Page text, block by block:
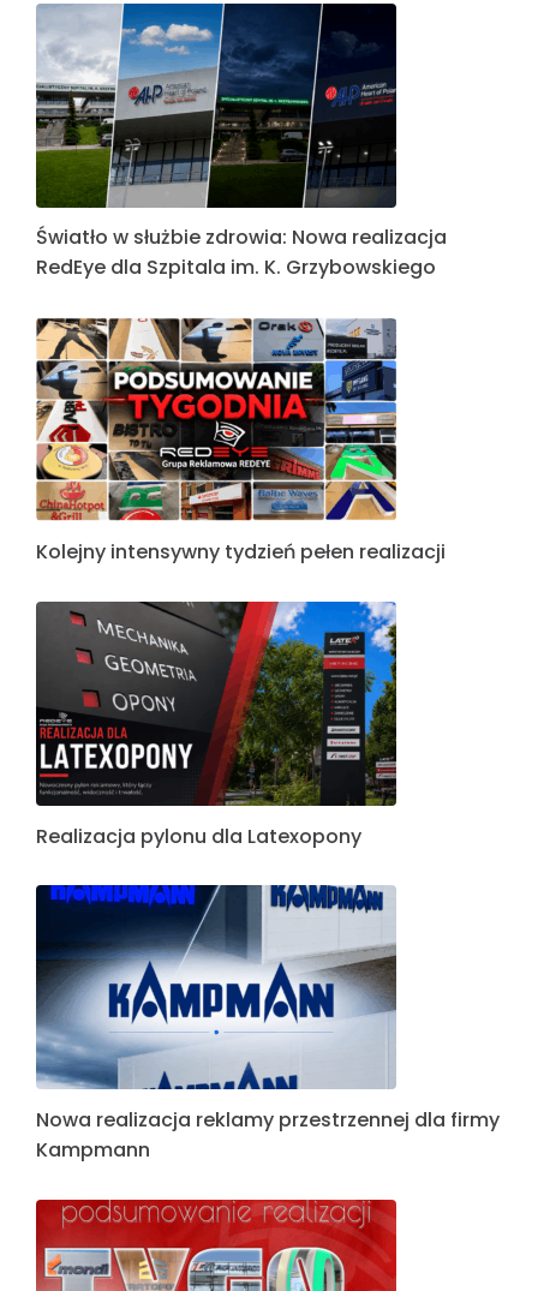
Światło w służbie zdrowia: Nowa realizacja
RedEye dla Szpitala im. K. Grzybowskiego
Kolejny intensywny tydzień pełen realizacji
Realizacja pylonu dla Latexopony
Nowa realizacja reklamy przestrzennej dla firmy
Kampmann